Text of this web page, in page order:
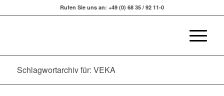
Rufen Sie uns an: +49 (0) 68 35 / 92 11-0
Schlagwortarchiv für: VEKA